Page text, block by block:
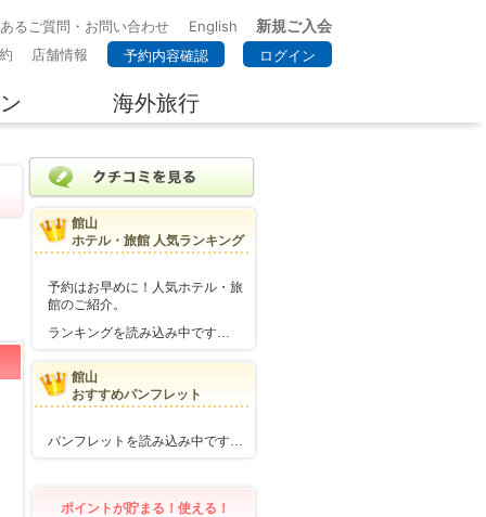
るご質問・お問い合わせ English 新規ご入会
店舗情報 予約内容確認 ログイン
海外旅行
館山
ホテル・旅館 人気ランキング
予約はお早めに！人気ホテル・旅
館のご紹介。
ランキングを読み込み中です…
館山
おすすめパンフレット
パンフレットを読み込み中です…
ポイントが貯まる！使える！